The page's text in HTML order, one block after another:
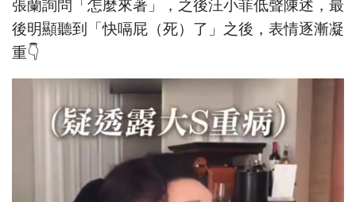
張蘭詢問「怎麼來著」，之後汪小菲低聲陳述，最
後明顯聽到「快嗝屁（死）了」之後，表情逐漸凝
重👇